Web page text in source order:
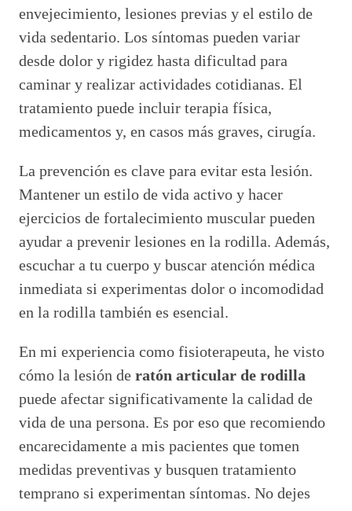
envejecimiento, lesiones previas y el estilo de
vida sedentario. Los síntomas pueden variar
desde dolor y rigidez hasta dificultad para
caminar y realizar actividades cotidianas. El
tratamiento puede incluir terapia física,
medicamentos y, en casos más graves, cirugía.
La prevención es clave para evitar esta lesión.
Mantener un estilo de vida activo y hacer
ejercicios de fortalecimiento muscular pueden
ayudar a prevenir lesiones en la rodilla. Además,
escuchar a tu cuerpo y buscar atención médica
inmediata si experimentas dolor o incomodidad
en la rodilla también es esencial.
En mi experiencia como fisioterapeuta, he visto
cómo la lesión de ratón articular de rodilla
puede afectar significativamente la calidad de
vida de una persona. Es por eso que recomiendo
encarecidamente a mis pacientes que tomen
medidas preventivas y busquen tratamiento
temprano si experimentan síntomas. No dejes